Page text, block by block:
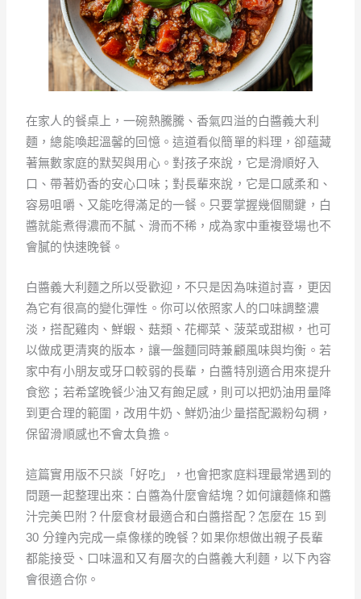
在家人的餐桌上，一碗熱騰騰、香氣四溢的白醬義大利
麵，總能喚起溫馨的回憶。這道看似簡單的料理，卻蘊藏
著無數家庭的默契與用心。對孩子來說，它是滑順好入
口、帶著奶香的安心口味；對長輩來說，它是口感柔和、
容易咀嚼、又能吃得滿足的一餐。只要掌握幾個關鍵，白
醬就能煮得濃而不膩、滑而不稀，成為家中重複登場也不
會膩的快速晚餐。
白醬義大利麵之所以受歡迎，不只是因為味道討喜，更因
為它有很高的變化彈性。你可以依照家人的口味調整濃
淡，搭配雞肉、鮮蝦、菇類、花椰菜、菠菜或甜椒，也可
以做成更清爽的版本，讓一盤麵同時兼顧風味與均衡。若
家中有小朋友或牙口較弱的長輩，白醬特別適合用來提升
食慾；若希望晚餐少油又有飽足感，則可以把奶油用量降
到更合理的範圍，改用牛奶、鮮奶油少量搭配澱粉勾稠，
保留滑順感也不會太負擔。
這篇實用版不只談「好吃」，也會把家庭料理最常遇到的
問題一起整理出來：白醬為什麼會結塊？如何讓麵條和醬
汁完美巴附？什麼食材最適合和白醬搭配？怎麼在 15 到
30 分鐘內完成一桌像樣的晚餐？如果你想做出親子長輩
都能接受、口味溫和又有層次的白醬義大利麵，以下內容
會很適合你。